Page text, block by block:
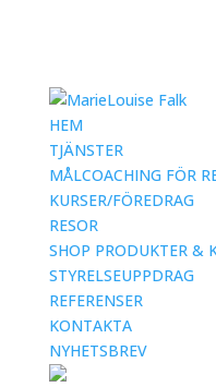
HEM
TJÄNSTER
MÅLCOACHING FÖR
KURSER/FÖREDRAG
RESOR
SHOP PRODUKTER &
STYRELSEUPPDRAG
REFERENSER
KONTAKTA
NYHETSBREV